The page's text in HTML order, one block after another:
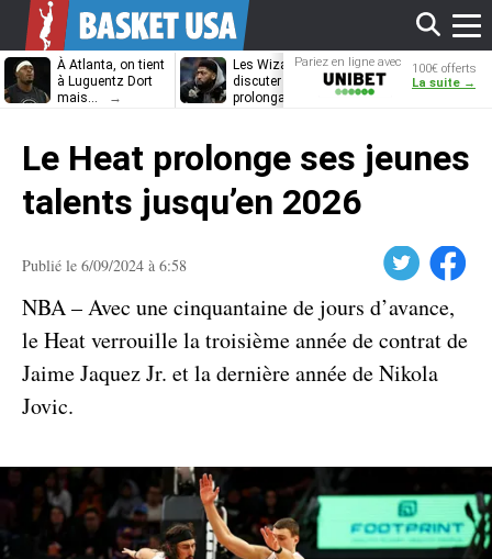
À Atlanta, on tient
à Luguentz Dort
mais…
Les Wizards vont
discuter
prolongation avec
Dennis
découvrira-t-il
Pariez en ligne avec
Unibet
100€ offerts
La suite →
Le Heat prolonge ses jeunes
talents jusqu’en 2026
Publié le 6/09/2024 à 6:58 Facebook
NBA – Avec une cinquantaine de jours d’avance,
le Heat verrouille la troisième année de contrat de
Jaime Jaquez Jr. et la dernière année de Nikola
Jovic.